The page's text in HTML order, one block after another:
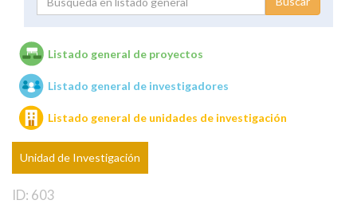
Unidades de investigación
Listado general de proyectos
Listado general de investigadores
Listado general de unidades de investigación
Unidad de Investigación
ID: 603